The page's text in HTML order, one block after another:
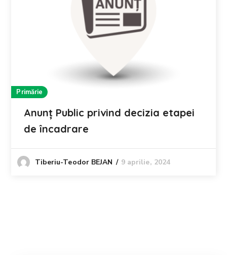
Primărie
Anunț Public privind decizia etapei
de încadrare
Tiberiu-Teodor BEJAN 9 aprilie, 2024